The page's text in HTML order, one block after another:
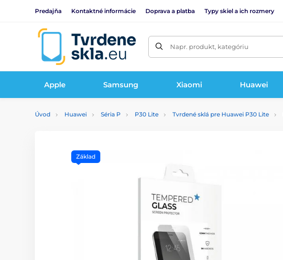
Predajňa Kontaktné informácie Doprava a platba Typy skiel a ich rozmery
Napr. produkt, kategóriu
Apple Samsung Xiaomi Huawei
Úvod Huawei Séria P P30 Lite Tvrdené sklá pre Huawei P30 Lite
Základ